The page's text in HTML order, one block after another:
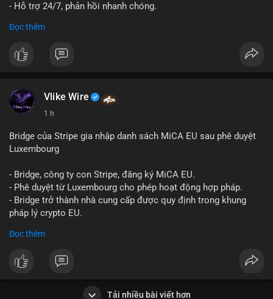
- Hỗ trợ 24/7, phản hồi nhanh chóng.
nay:
📞 WhatsApp: +1 660 215-8938
📧 Email: localpvashop@gmail.com
Đọc thêm
Vlike Wire
1 h
Bridge của Stripe gia nhập danh sách MiCA EU sau phê duyệt
Luxembourg
- Bridge, công ty con Stripe, đăng ký MiCA EU.
- Phê duyệt từ Luxembourg cho phép hoạt động hợp pháp.
- Bridge trở thành nhà cung cấp được quy định trong khung
pháp lý crypto EU.
#luxembourg
Đọc thêm
Tải nhiều bài viết hơn